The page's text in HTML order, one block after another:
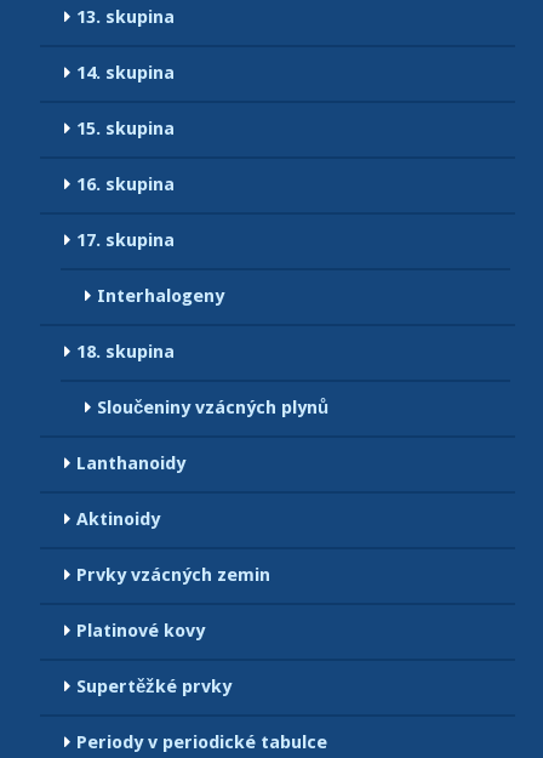
13. skupina
14. skupina
15. skupina
16. skupina
17. skupina
Interhalogeny
18. skupina
Sloučeniny vzácných plynů
Lanthanoidy
Aktinoidy
Prvky vzácných zemin
Platinové kovy
Supertěžké prvky
Periody v periodické tabulce